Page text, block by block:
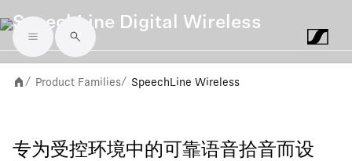
Skip to main content
SpeechLine Digital Wireless
/ Product Families/ SpeechLine Wireless
专为受控环境中的可靠语音拾音而设